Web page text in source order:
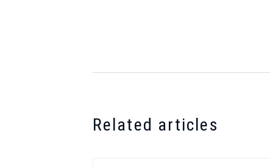
Related articles